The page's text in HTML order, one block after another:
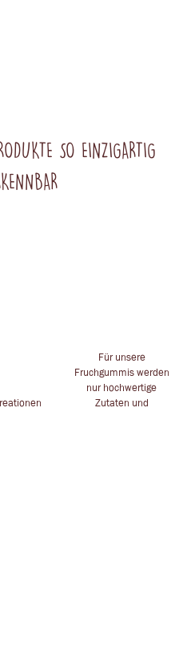
SO EINZIGARTIG
Für unsere
Fruchgummis werden
nur hochwertige
Zutaten und